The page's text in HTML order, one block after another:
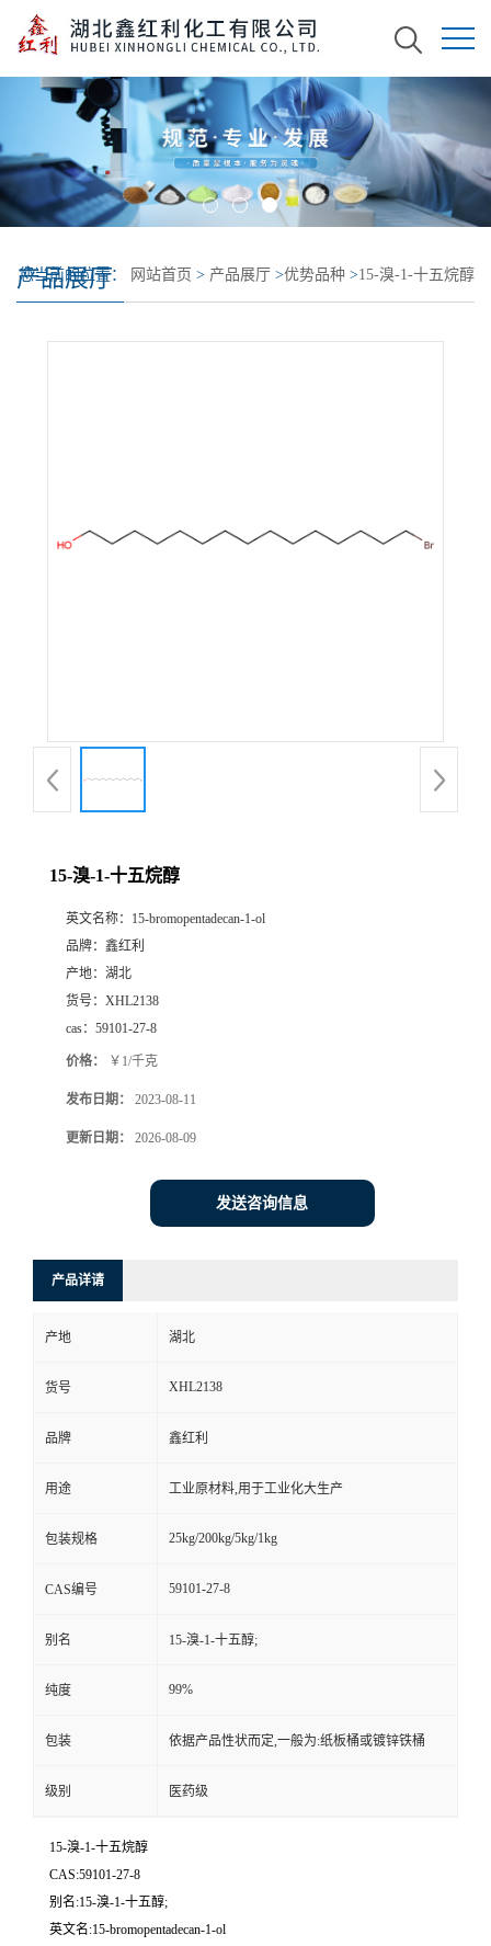
产品展厅
您当前的位置： 网站首页 > 产品展厅 >优势品种 >15-溴-1-十五烷醇
15-溴-1-十五烷醇
英文名称： 15-bromopentadecan-1-ol
品牌： 鑫红利
产地： 湖北
货号： XHL2138
cas： 59101-27-8
价格： ￥1/千克
发布日期： 2023-08-11
更新日期： 2026-08-09
发送咨询信息
产品详请
产地 湖北
货号 XHL2138
品牌 鑫红利
用途 工业原材料,用于工业化大生产
包装规格 25kg/200kg/5kg/1kg
CAS编号 59101-27-8
别名 15-溴-1-十五醇;
纯度 99%
包装 依据产品性状而定,一般为:纸板桶或镀锌铁桶
级别 医药级
15-溴-1-十五烷醇
CAS:59101-27-8
别名:15-溴-1-十五醇;
英文名:15-bromopentadecan-1-ol